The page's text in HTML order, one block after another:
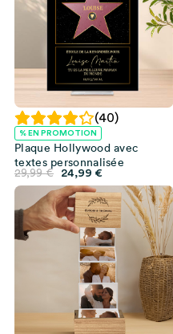
(40)
% EN PROMOTION
Plaque Hollywood avec
textes personnalisée
29,99€
Le
prix
initial
était :
29,99 €.
24,99 €
prix
actuel
est :
24,99 €.